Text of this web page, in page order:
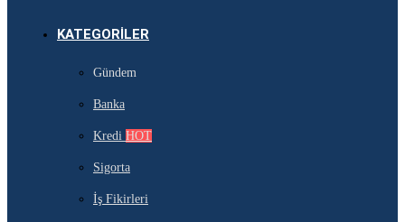
KATEGORILER
Gündem
Banka
Kredi HOT
Sigorta
İş Fikirleri